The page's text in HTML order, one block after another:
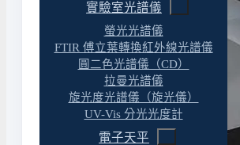
實驗室光譜儀
螢光光譜儀
FTIR 傅立葉轉換紅外線光譜儀
圓二色光譜儀（CD）
拉曼光譜儀
旋光度光譜儀（旋光儀）
UV-Vis 分光光度計
電子天平